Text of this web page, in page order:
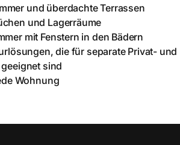
und überdachte Terrassen
und Lagerräume
mit Fenstern in den Bädern
die für separate Privat- und
sind
Wohnung